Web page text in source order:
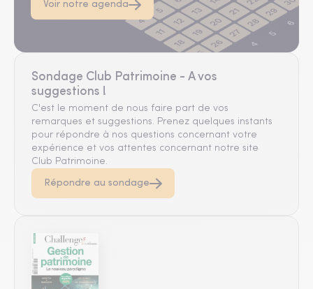
Voir notre agenda
Sondage Club Patrimoine - A vos
suggestions !
C'est le moment de nous faire part de vos
remarques et suggestions. Prenez quelques instants
pour répondre à nos questions concernant votre
expérience et vos attentes concernant notre site
Club Patrimoine.
Répondre au sondage